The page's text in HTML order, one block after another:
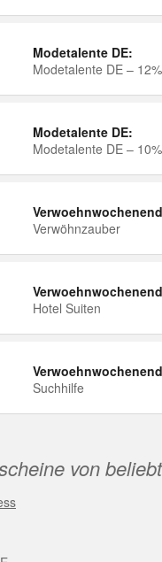
Modetalente DE:
Modetalente DE – 12%
Modetalente DE:
Modetalente DE – 10%
Verwöhnzauber
Hotel Suiten
Suchhilfe
von